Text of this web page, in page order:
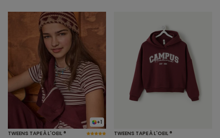
+1
TWEENS TAPE À L'OEIL ®
TWEENS TAPE À L'OEIL ®